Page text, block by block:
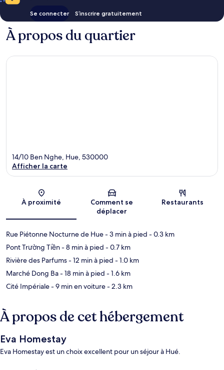
Se connecter S’inscrire gratuitement
À propos du quartier
Carte
14/10 Ben Nghe, Hue, 530000
Afficher la carte
À proximité
Comment se
déplacer
Restaurants
Rue Piétonne Nocturne de Hue- 3 min à pied - 0.3 km
Pont Trường Tiền- 8 min à pied - 0.7 km
Rivière des Parfums- 12 min à pied - 1.0 km
Marché Dong Ba- 18 min à pied - 1.6 km
Cité Impériale- 9 min en voiture- 2.3 km
À propos de cet hébergement
Eva Homestay
Eva Homestay est un choix excellent pour un séjour à Hué.